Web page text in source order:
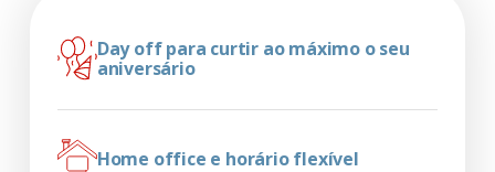
Day off para curtir ao máximo o seu
aniversário
Home office e horário flexível